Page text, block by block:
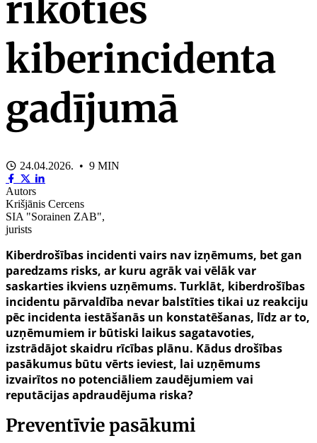
kiberincidenta
gadījumā
24.04.2026. • 9 MIN
Autors
Krišjānis Cercens
SIA "Sorainen ZAB",
jurists
Kiberdrošības incidenti vairs nav izņēmums, bet gan
paredzams risks, ar kuru agrāk vai vēlāk var
saskarties ikviens uzņēmums. Turklāt, kiberdrošības
incidentu pārvaldība nevar balstīties tikai uz reakciju
pēc incidenta iestāšanās un konstatēšanas, līdz ar to,
uzņēmumiem ir būtiski laikus sagatavoties,
izstrādājot skaidru rīcības plānu. Kādus drošības
pasākumus būtu vērts ieviest, lai uzņēmums
izvairītos no potenciāliem zaudējumiem vai
reputācijas apdraudējuma riska?
Preventīvie pasākumi